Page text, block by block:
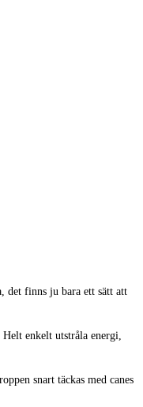
det finns ju bara ett sätt att
enkelt utstråla energi,
snart täckas med canes